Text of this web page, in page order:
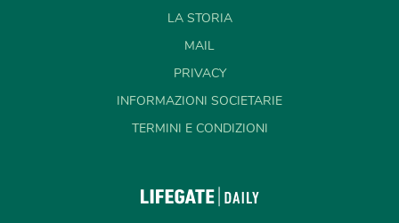
LA STORIA
MAIL
PRIVACY
INFORMAZIONI SOCIETARIE
TERMINI E CONDIZIONI